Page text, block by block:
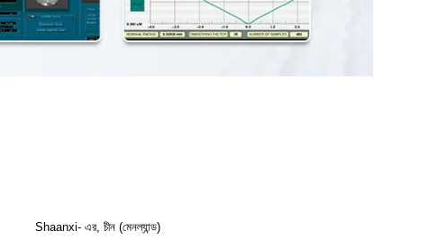
Shaanxi- এর, চীন (মেনল্যান্ড)